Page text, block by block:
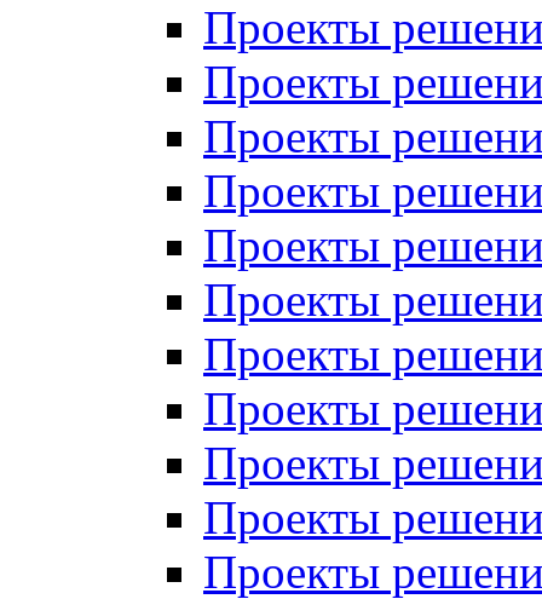
Проекты
Проекты
Проекты
Проекты
Проекты
Проекты
Проекты
Проекты
Проекты
Проекты
Проекты